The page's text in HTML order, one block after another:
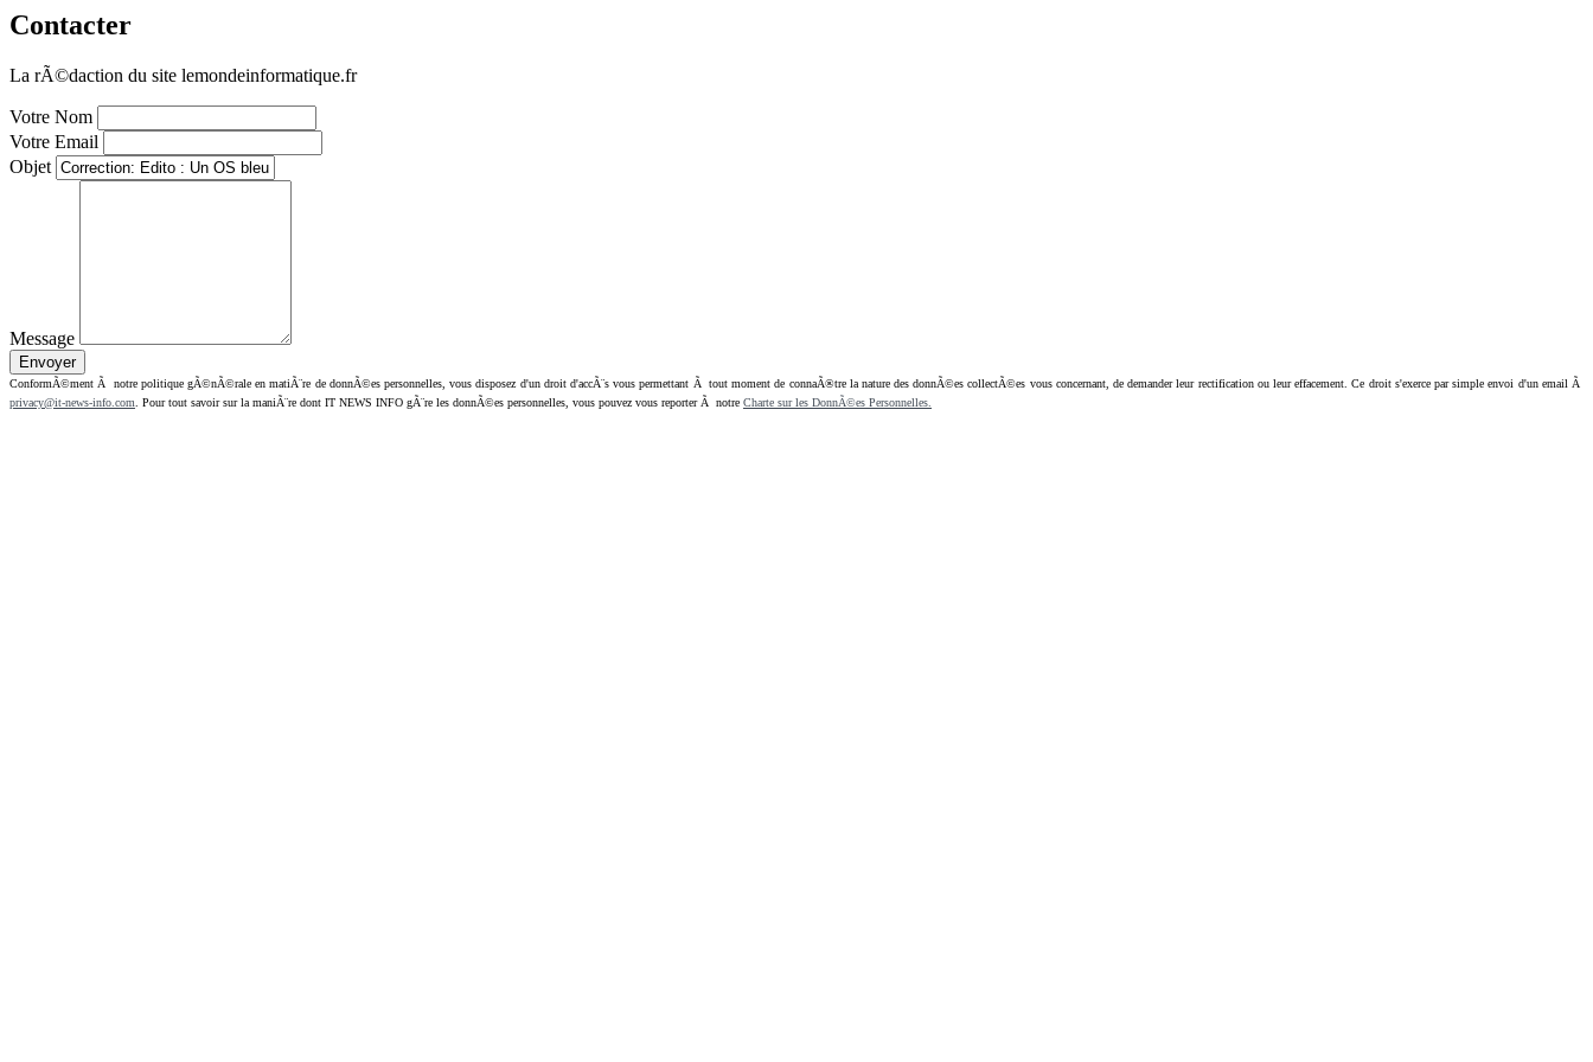
Contacter
La rÃ©daction du site lemondeinformatique.fr
Votre Nom
Votre Email
Objet
Message
ConformÃ©ment Ã notre politique gÃ©nÃ©rale en matiÃ¨re de donnÃ©es personnelles, vous disposez d'un droit d'accÃ¨s vous permettant Ã tout moment de connaÃ®tre la nature des donnÃ©es collectÃ©es vous concernant, de demander leur rectification ou leur effacement. Ce droit s'exerce par simple envoi d'un email Ã
privacy@it-news-info.com . Pour tout savoir sur la maniÃ¨re dont IT NEWS INFO gÃ¨re les donnÃ©es personnelles, vous pouvez vous reporter Ã notre Charte sur les DonnÃ©es Personnelles.